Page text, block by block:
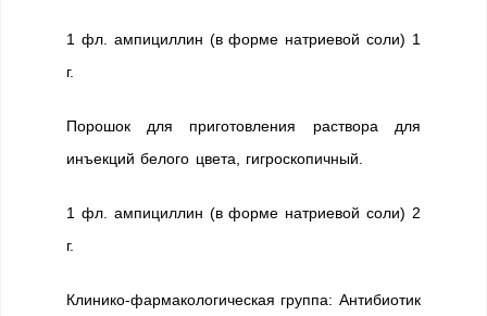
1 фл. ампициллин (в форме натриевой соли) 1
г.
Порошок для приготовления раствора для
инъекций белого цвета, гигроскопичный.
1 фл. ампициллин (в форме натриевой соли) 2
г.
Клинико-фармакологическая группа: Антибиотик